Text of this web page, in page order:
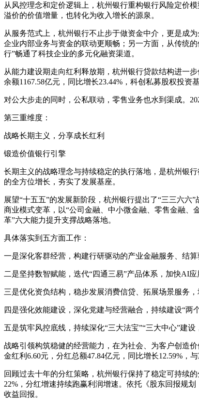
从风控理念和定价逻辑上，杭州银行重构银行风险定价
溢价的价值增量，也转化为收入增长的源泉。
从服务范式上，杭州银行不止步于做资金中介，更是成
企业内部业务与资金的联动更顺畅；另一方面，从传统
行”畅通了科技企业的多元化融资渠道。
从能力建设期走向红利释放期，杭州银行贷款结构进一
余额1167.58亿元，同比增长23.44%，科创私募股权投资
对公大步走的同时，公私联动，零售业务也水到渠成。
第三重维度：
战略长期主义，分享成长红利
锻造价值银行引擎
长期主义的战略理念与持续稳定的执行落地，是杭州银
的全方位增长，夯实了发展基座。
展望“十五五”的发展新阶段，杭州银行提出了“三三六
商业模式变革，以“公司金融、中小微金融、零售金融
革”六大能力提升支撑战略落地。
具体落实到五方面工作：
一是深化客群经营，构建行研驱动的产业金融服务、结
二是坚持数智赋能，迭代“四通三易”产品体系，加快AI
三是优化资负结构，稳步发展消费信贷、拓展场景服务
四是强化效能建设，深化党建与经营融合，持续建设“
五是筑牢风控底线，持续深化“三大法宝”“三大中心”建
战略引领构筑稳健的经营能力，在为社会、为客户创造
金红利6.60元，分红总额47.84亿元，同比增长12.59%，
回顾过去十年的分红策略，杭州银行保持了稳定可持续
22%，分红增速持续跑赢利润增速。依托《股东回报规
收益回报。